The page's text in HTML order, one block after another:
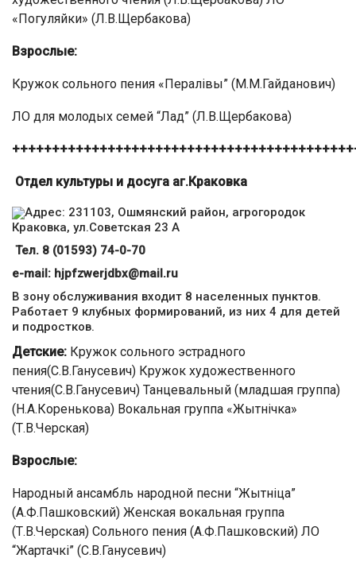
«Погуляйки» (Л.В.Щербакова)
Взрослые:
Кружок сольного пения «Пералівы” (М.М.Гайданович)
ЛО для молодых семей “Лад” (Л.В.Щербакова)
Отдел культуры и досуга аг.Краковка
Адрес: 231103, Ошмянский район, агрогородок
Краковка, ул.Советская 23 А
Тел. 8 (01593) 74-0-70
е-mail: hjpfzwerjdbx@mail.ru
В зону обслуживания входит 8 населенных пунктов.
Работает 9 клубных формирований, из них 4 для детей
и подростков.
Детские: Кружок сольного эстрадного
пения(С.В.Ганусевич) Кружок художественного
чтения(С.В.Ганусевич) Танцевальный (младшая группа)
(Н.А.Коренькова) Вокальная группа «Жытнічка»
(Т.В.Черская)
Взрослые:
Народный ансамбль народной песни “Жытніца”
(А.Ф.Пашковский) Женская вокальная группа
(Т.В.Черская) Сольного пения (А.Ф.Пашковский) ЛО
“Жартачкі” (С.В.Ганусевич)